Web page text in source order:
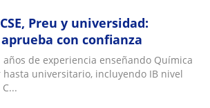
Preu y universidad:
con confianza
años de experiencia enseñando Química
hasta universitario, incluyendo IB nivel